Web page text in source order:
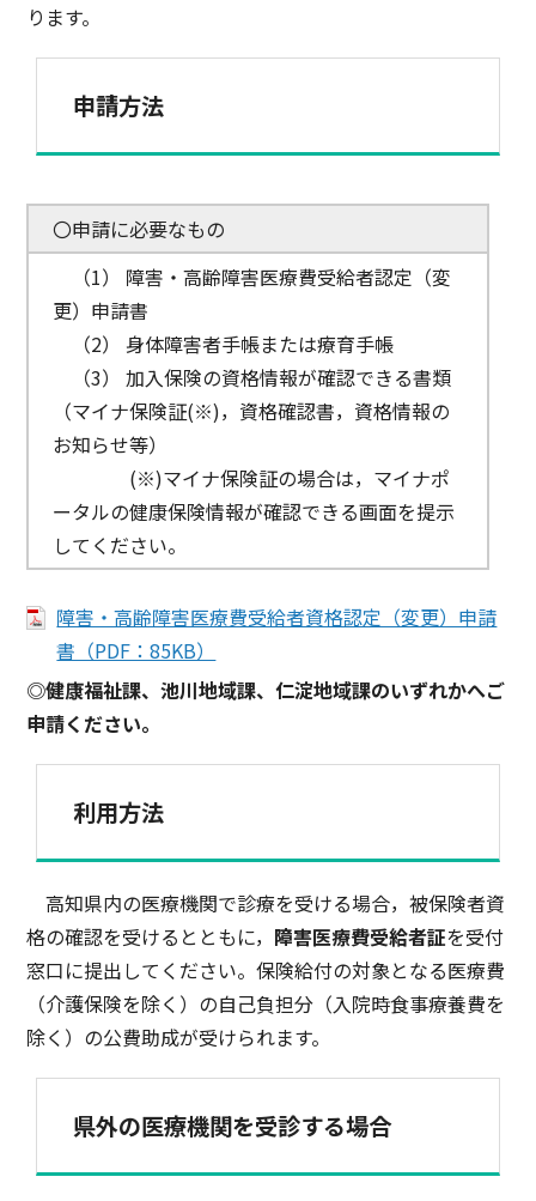
ります。
申請方法
〇申請に必要なもの
（1） 障害・高齢障害医療費受給者認定（変
更）申請書
（2） 身体障害者手帳または療育手帳
​ （3） 加入保険の資格情報が確認できる書類
（マイナ保険証(※)，資格確認書，資格情報の
お知らせ等）
(※)マイナ保険証の場合は，マイナポ
ータルの健康保険情報が確認できる画面を提示
してください。
障害・高齢障害医療費受給者資格認定（変更）申請
書（PDF：85KB）
◎健康福祉課、池川地域課、仁淀地域課のいずれかへご
申請ください。
利用方法
高知県内の医療機関で診療を受ける場合，被保険者資
格の確認を受けるとともに， 障害医療費受給者証を受付
窓口に提出してください。保険給付の対象となる医療費
（介護保険を除く）の自己負担分（入院時食事療養費を
除く）の公費助成が受けられます。
県外の医療機関を受診する場合